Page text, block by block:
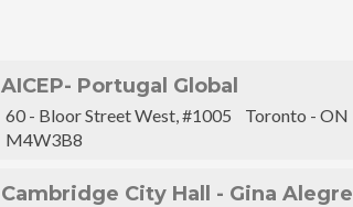
AICEP- Portugal Global
60 - Bloor Street West, #1005 Toronto - ON
M4W3B8
Cambridge City Hall - Gina Alegre